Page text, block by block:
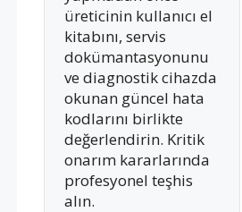
üreticinin kullanıcı el
kitabını, servis
dokümantasyonunu
ve diagnostik cihazda
okunan güncel hata
kodlarını birlikte
değerlendirin. Kritik
onarım kararlarında
profesyonel teşhis
alın.